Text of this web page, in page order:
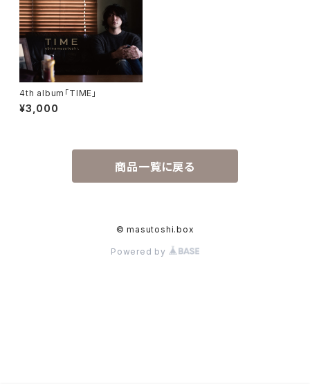
4th album「TIME」
¥3,000
商品一覧に戻る
© masutoshi.box
Powered by